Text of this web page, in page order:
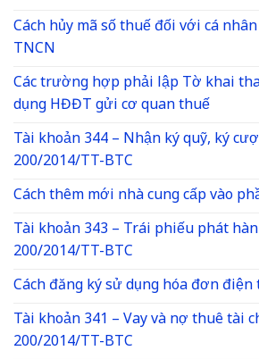
Cách hủy mã số thuế đối với cá
TNCN
Các trường hợp phải lập Tờ khai
dụng HĐĐT gửi cơ quan thuế
Tài khoản 344 – Nhận ký quỹ, ký
200/2014/TT-BTC
Cách thêm mới nhà cung cấp vào
Tài khoản 343 – Trái phiếu phát
200/2014/TT-BTC
Cách đăng ký sử dụng hóa đơn
Tài khoản 341 – Vay và nợ thuê tài
200/2014/TT-BTC